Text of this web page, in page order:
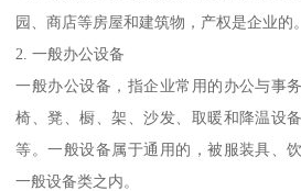
园、商店等房屋和建筑物，产权是企业的。
2. 一般办公设备
一般办公设备，指企业常用的办公与事
椅、凳、橱、架、沙发、取暖和降温设
等。一般设备属于通用的，被服装具、
一般设备类之内。